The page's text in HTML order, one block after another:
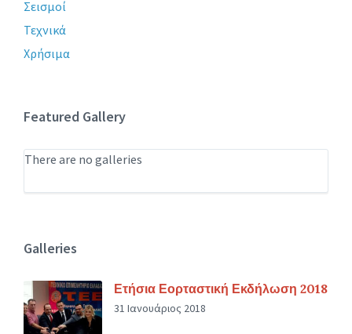
Σεισμοί
Τεχνικά
Χρήσιμα
Featured Gallery
There are no galleries
Galleries
Ετήσια Εορταστική Εκδήλωση 2018
31 Ιανουάριος 2018